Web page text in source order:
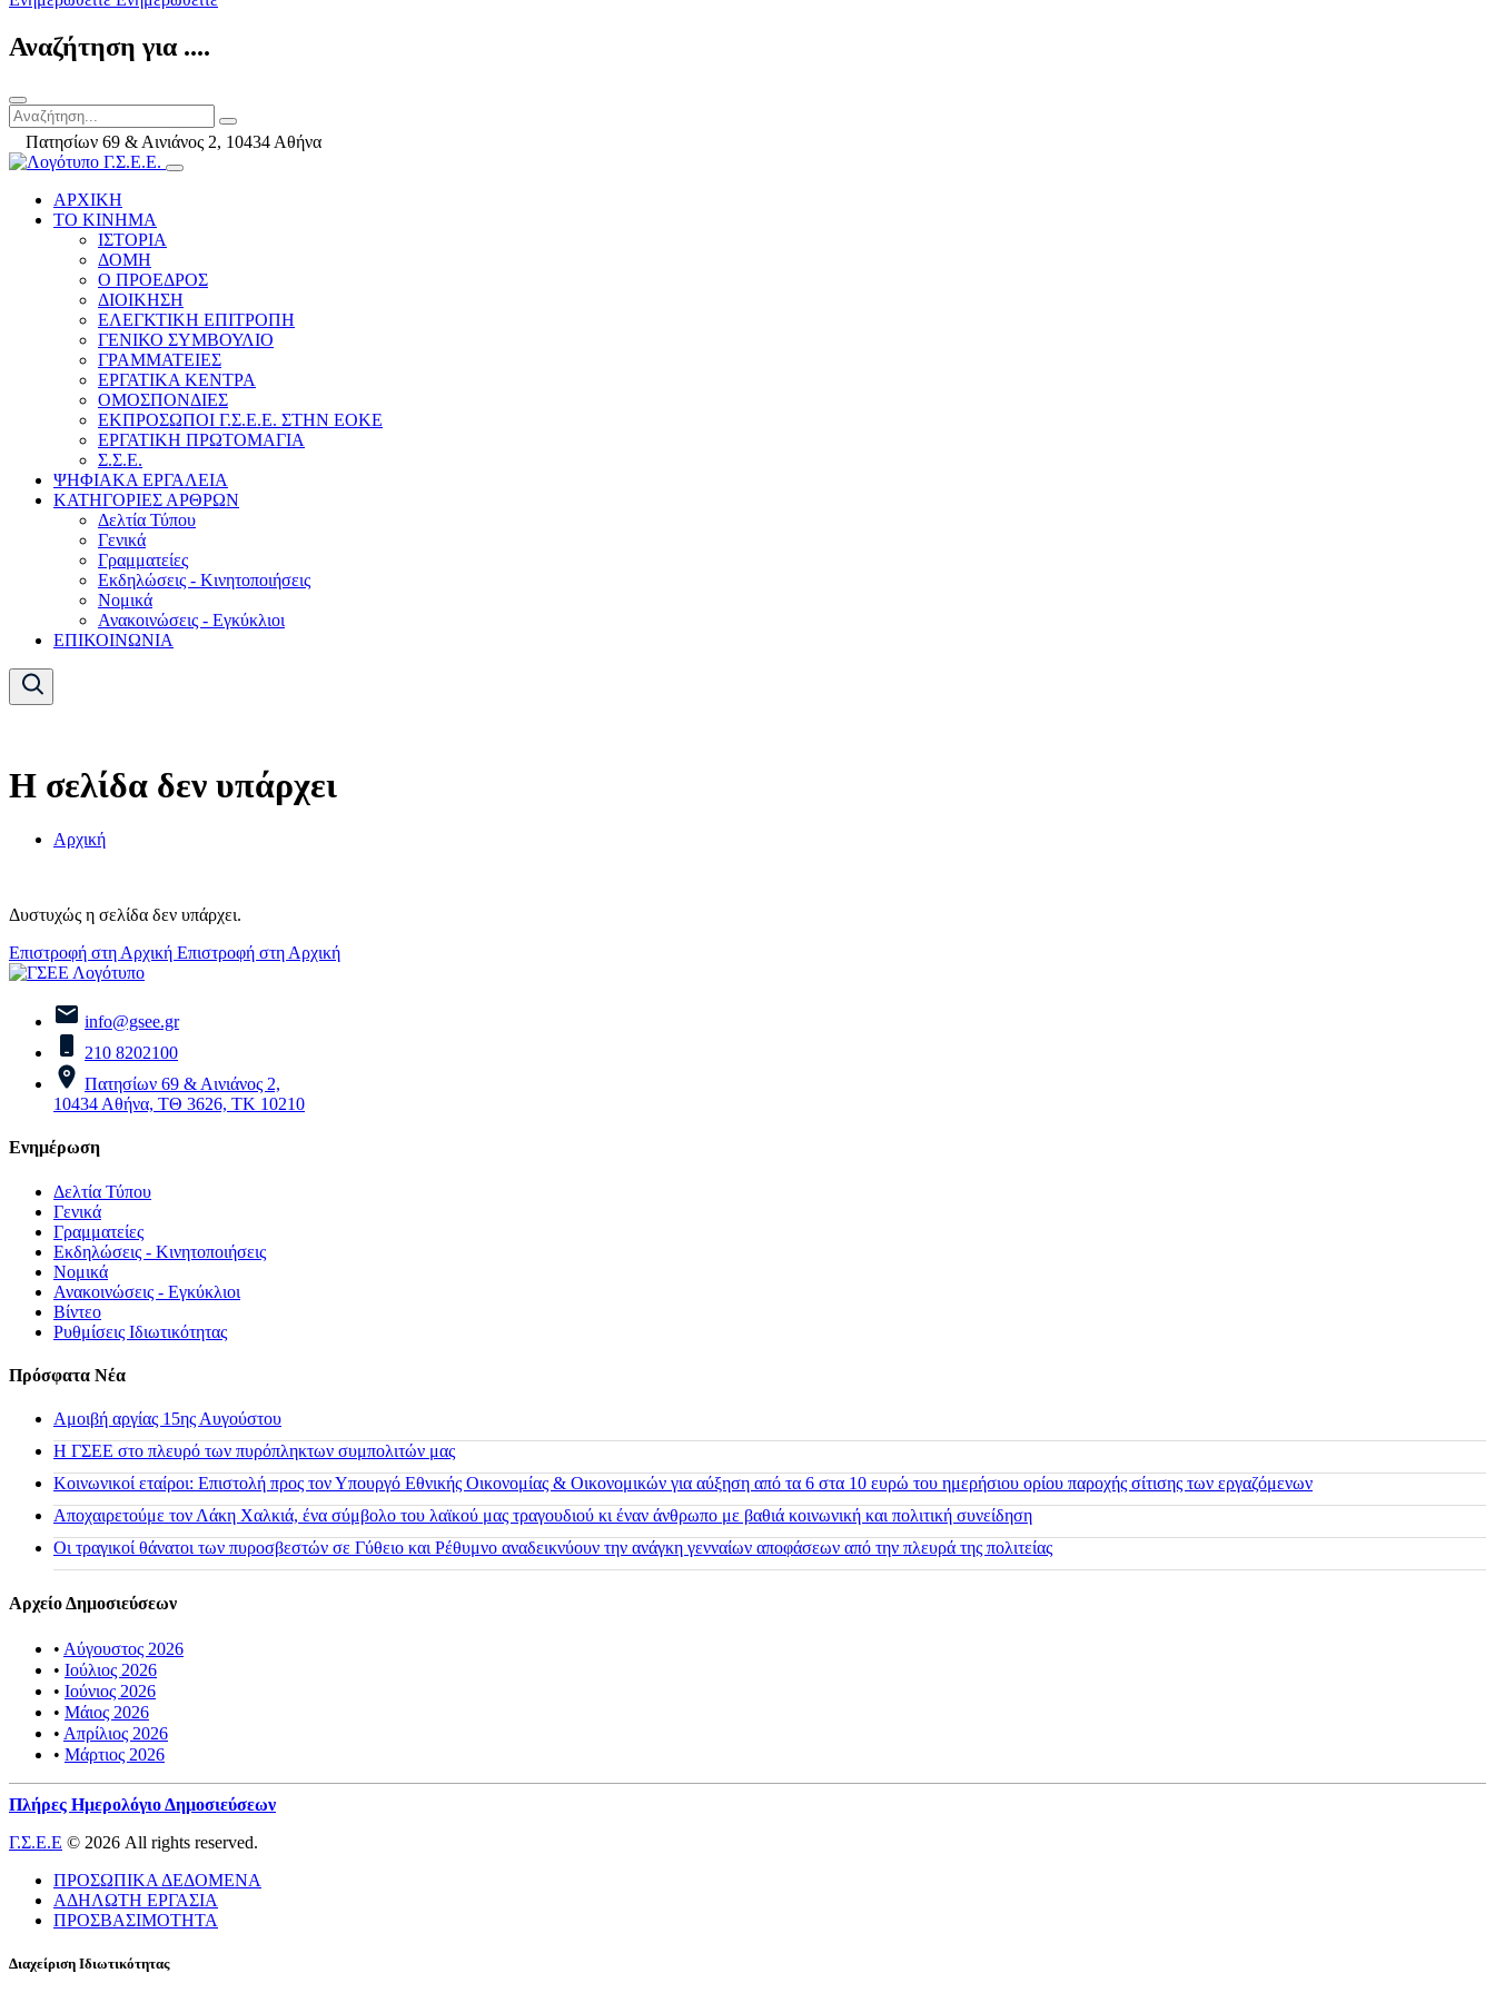
Αναζήτηση για ....
Πατησίων 69 & Αινιάνος 2, 10434 Αθήνα
ΑΡΧΙΚΗ
ΤΟ ΚΙΝΗΜΑ
ΙΣΤΟΡΙΑ
ΔΟΜΗ
Ο ΠΡΟΕΔΡΟΣ
ΔΙΟΙΚΗΣΗ
ΕΛΕΓΚΤΙΚΗ ΕΠΙΤΡΟΠΗ
ΓΕΝΙΚΟ ΣΥΜΒΟΥΛΙΟ
ΓΡΑΜΜΑΤΕΙΕΣ
ΕΡΓΑΤΙΚΑ ΚΕΝΤΡΑ
ΟΜΟΣΠΟΝΔΙΕΣ
ΕΚΠΡΟΣΩΠΟΙ Γ.Σ.Ε.Ε. ΣΤΗΝ ΕΟΚΕ
ΕΡΓΑΤΙΚΗ ΠΡΩΤΟΜΑΓΙΑ
Σ.Σ.Ε.
ΨΗΦΙΑΚΑ ΕΡΓΑΛΕΙΑ
ΚΑΤΗΓΟΡΙΕΣ ΑΡΘΡΩΝ
Δελτία Τύπου
Γενικά
Γραμματείες
Εκδηλώσεις - Κινητοποιήσεις
Νομικά
Ανακοινώσεις - Εγκύκλιοι
ΕΠΙΚΟΙΝΩΝΙΑ
Η σελίδα δεν υπάρχει
Αρχική
Δυστυχώς η σελίδα δεν υπάρχει.
Επιστροφή στη Αρχική Επιστροφή στη Αρχική
info@gsee.gr
210 8202100
Πατησίων 69 & Αινιάνος 2,
10434 Αθήνα, ΤΘ 3626, ΤΚ 10210
Ενημέρωση
Δελτία Τύπου
Γενικά
Γραμματείες
Εκδηλώσεις - Κινητοποιήσεις
Νομικά
Ανακοινώσεις - Εγκύκλιοι
Βίντεο
Ρυθμίσεις Ιδιωτικότητας
Πρόσφατα Νέα
Αμοιβή αργίας 15ης Αυγούστου
H ΓΣΕΕ στο πλευρό των πυρόπληκτων συμπολιτών μας
Κοινωνικοί εταίροι: Επιστολή προς τον Υπουργό Εθνικής Οικονομίας & Οικονομικών για αύξηση από τα 6 στα 10 ευρώ του ημερήσιου ορίου παροχής σίτισης των εργαζόμενων
Αποχαιρετούμε τον Λάκη Χαλκιά, ένα σύμβολο του λαϊκού μας τραγουδιού κι έναν άνθρωπο με βαθιά κοινωνική και πολιτική συνείδηση
Οι τραγικοί θάνατοι των πυροσβεστών σε Γύθειο και Ρέθυμνο αναδεικνύουν την ανάγκη γενναίων αποφάσεων από την πλευρά της πολιτείας
Αρχείο Δημοσιεύσεων
• Αύγουστος 2026
• Ιούλιος 2026
• Ιούνιος 2026
• Μάιος 2026
• Απρίλιος 2026
• Μάρτιος 2026
Πλήρες Ημερολόγιο Δημοσιεύσεων
Γ.Σ.Ε.Ε © 2026 All rights reserved.
ΠΡΟΣΩΠΙΚΑ ΔΕΔΟΜΕΝΑ
ΑΔΗΛΩΤΗ ΕΡΓΑΣΙΑ
ΠΡΟΣΒΑΣΙΜΟΤΗΤΑ
Διαχείριση Ιδιωτικότητας